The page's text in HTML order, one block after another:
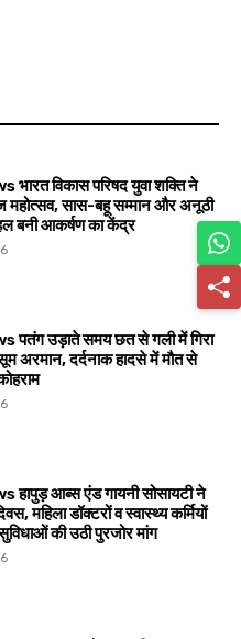
विकास परिषद युवा शक्ति ने
महोत्सव, सास-बहू सम्मान और अनूठी
बनी आकर्षण का केंद्र
पतंग उड़ाते समय छत से गली में गिरा
अरमान, दर्दनाक हादसे में मौत से
हापुड़ आब्स एंड गायनी सोसायटी ने
महिला डॉक्टरों व स्वास्थ्य कर्मियों
की उठी पुरजोर मांग